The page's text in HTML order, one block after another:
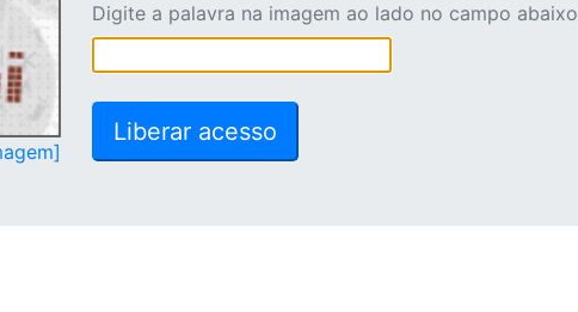
Digite a palavra na imagem ao lado no campo abaixo